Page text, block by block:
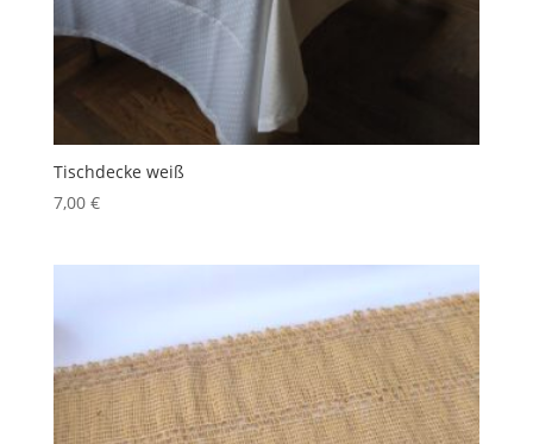
Tischdecke weiß
7,00 €